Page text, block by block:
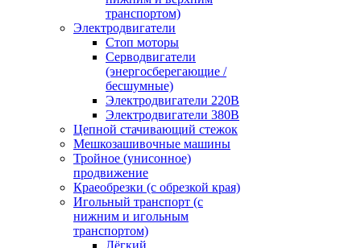
транспортом)
Электродвигатели
Стоп моторы
Серводвигатели
(энергосберегающие /
бесшумные)
Электродвигатели 220В
Электродвигатели 380В
Цепной стачивающий стежок
Мешкозашивочные машины
Тройное (унисонное)
продвижение
Краеобрезки (с обрезкой края)
Игольный транспорт (с
нижним и игольным
транспортом)
Лёгкий